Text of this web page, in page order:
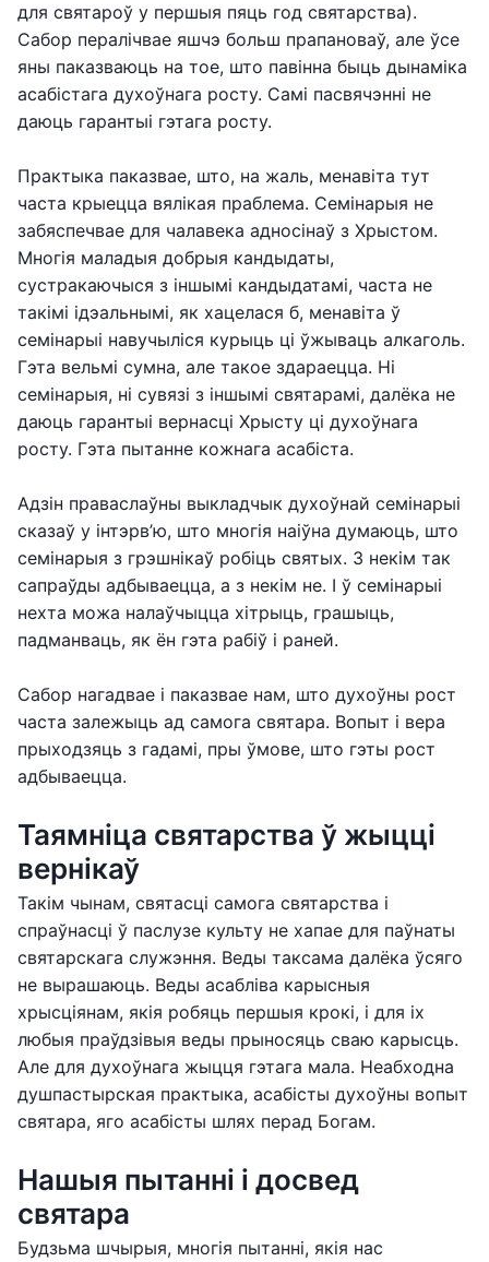
для святароў у першыя пяць год святарства).
Сабор пералічвае яшчэ больш прапановаў, але ўсе
яны паказваюць на тое, што павінна быць дынаміка
асабістага духоўнага росту. Самі пасвячэнні не
даюць гарантыі гэтага росту.
Практыка паказвае, што, на жаль, менавіта тут
часта крыецца вялікая праблема. Семінарыя не
забяспечвае для чалавека адносінаў з Хрыстом.
Многія маладыя добрыя кандыдаты,
сустракаючыся з іншымі кандыдатамі, часта не
такімі ідэальнымі, як хацелася б, менавіта ў
семінарыі навучыліся курыць ці ўжываць алкаголь.
Гэта вельмі сумна, але такое здараецца. Ні
семінарыя, ні сувязі з іншымі святарамі, далёка не
даюць гарантыі вернасці Хрысту ці духоўнага
росту. Гэта пытанне кожнага асабіста.
Адзін праваслаўны выкладчык духоўнай семінарыі
сказаў у інтэрв’ю, што многія наіўна думаюць, што
семінарыя з грэшнікаў робіць святых. З некім так
сапраўды адбываецца, а з некім не. І ў семінарыі
нехта можа налаўчыцца хітрыць, грашыць,
падманваць, як ён гэта рабіў і раней.
Сабор нагадвае і паказвае нам, што духоўны рост
часта залежыць ад самога святара. Вопыт і вера
прыходзяць з гадамі, пры ўмове, што гэты рост
адбываецца.
Таямніца святарства ў жыцці
вернікаў
Такім чынам, святасці самога святарства і
спраўнасці ў паслузе культу не хапае для паўнаты
святарскага служэння. Веды таксама далёка ўсяго
не вырашаюць. Веды асабліва карысныя
хрысціянам, якія робяць першыя крокі, і для іх
любыя праўдзівыя веды прыносяць сваю карысць.
Але для духоўнага жыцця гэтага мала. Неабходна
душпастырская практыка, асабісты духоўны вопыт
святара, яго асабісты шлях перад Богам.
Нашыя пытанні і досвед
святара
Будзьма шчырыя, многія пытанні, якія нас